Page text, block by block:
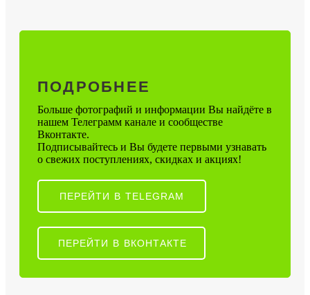
ПОДРОБНЕЕ
Больше фотографий и информации Вы найдёте в
нашем Телеграмм канале и сообществе
Вконтакте.
Подписывайтесь и Вы будете первыми узнавать
о свежих поступлениях, скидках и акциях!
ПЕРЕЙТИ В TELEGRAM
ПЕРЕЙТИ В ВКОНТАКТЕ